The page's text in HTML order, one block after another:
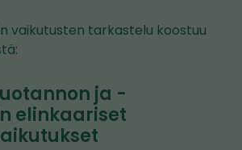
vaikutusten tarkastelu koostuu
ja -
elinkaariset